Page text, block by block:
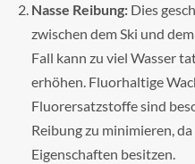
Nasse Reibung: Dies
zwischen dem Ski und
Fall kann zu viel Wasser
erhöhen. Fluorhaltige
Fluorersatzstoffe sind
Reibung zu minimieren,
Eigenschaften besitzen.